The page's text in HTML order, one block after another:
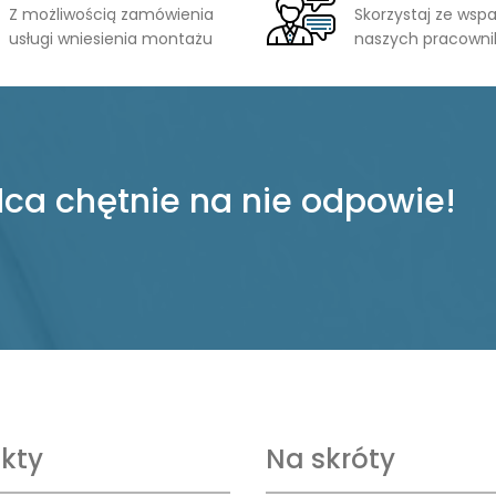
Z możliwością zamówienia
usługi wniesienia montażu
Skorzystaj ze
naszych
chętnie na nie odpowie!
Na skróty